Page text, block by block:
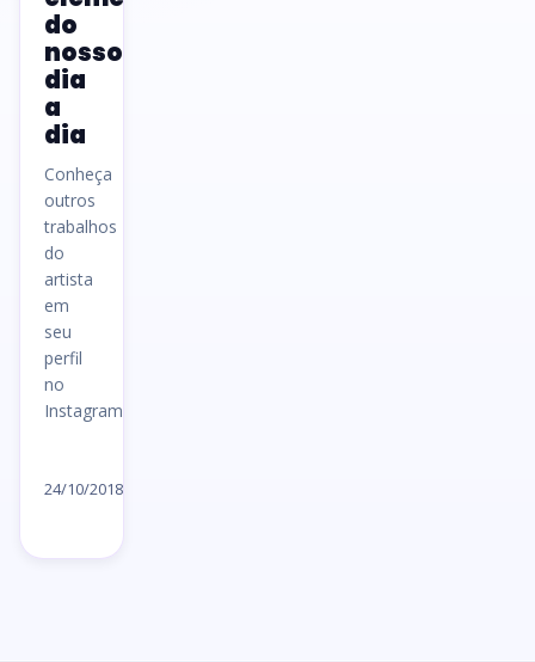
do
nosso
dia
a
dia
Conheça
outros
trabalhos
do
artista
em
seu
perfil
no
Instagram.
24/10/2018